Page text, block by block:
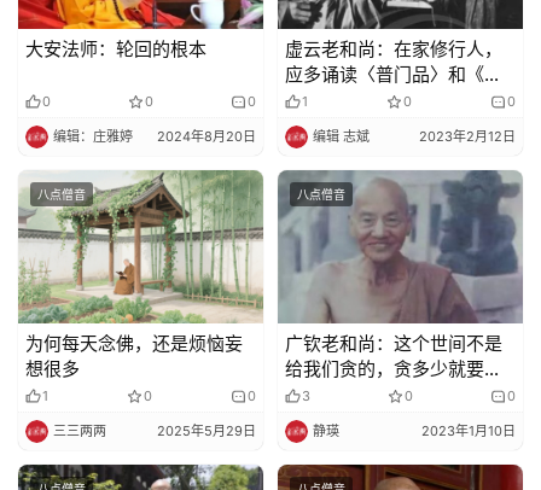
大安法师：轮回的根本
0 0 0
编辑：庄雅婷 2024年8月20日
虚云老和尚：在家修行人，
应多诵读〈普门品〉和《地
藏经》
1 0 0
编辑 志斌 2023年2月12日
八点僧音
为何每天念佛，还是烦恼妄
想很多
1 0 0
三三两两 2025年5月29日
八点僧音
广钦老和尚：这个世间不是
给我们贪的，贪多少就要还
多少
3 0 0
静瑛 2023年1月10日